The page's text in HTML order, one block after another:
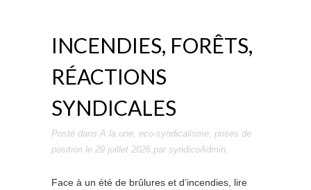
INCENDIES, FORÊTS,
RÉACTIONS
SYNDICALES
Posté dans A la une, eco-syndicalisme, prises de
position le 29 juillet 2026 par syndicoAdmin.
Face à un été de brûlures et d’incendies, lire